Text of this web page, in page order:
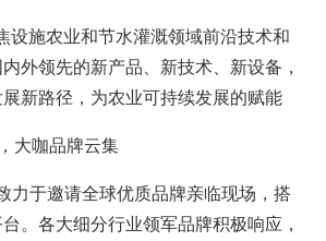
设施农业和节水灌溉领域前沿技术和
外领先的新产品、新技术、新设备，
新路径，为农业可持续发展的赋能
大咖品牌云集
力于邀请全球优质品牌亲临现场，搭
。各大细分行业领军品牌积极响应，